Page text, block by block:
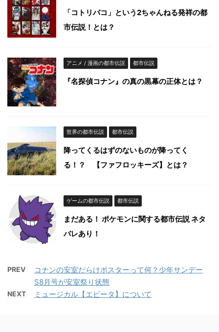
「コトリバコ」という2ちゃんねる発祥の都
市伝説！とは？
アニメ / 漫画の都市伝説 都市伝説
『名探偵コナン』の真の黒幕の正体とは？
世界の都市伝説 都市伝説
降ってくるはずのないものが降ってく
る！？ 【ファフロッキーズ】とは？
ゲームの都市伝説 都市伝説
まだある！ ポケモンに関する都市伝説 ネタ
バレあり！
PREV
コナンの安室だらけポスターって何？少年サンデー
S8月号が安室祭り状態
NEXT ミュージカル【エビータ】について